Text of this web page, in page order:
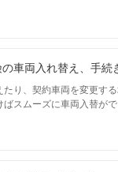
の車両入れ替え、手
たり、契約車両を変更す
ばスムーズに車両入替が